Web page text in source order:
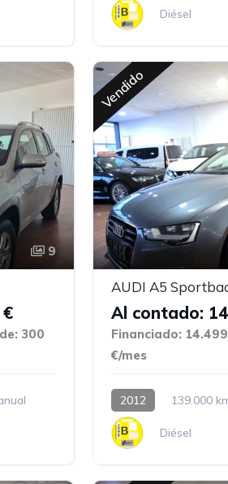
Diésel
9
300
Vendido
AUDI A5
Al contado:
Financiado:
€/mes
2012 139.000
Diésel